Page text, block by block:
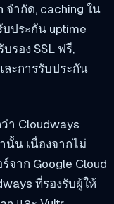
จำกัด, caching ใน
ประกัน uptime
รอง SSL ฟรี,
ะการรับประกัน
า Cloudways
นั้น เนื่องจากไม่
จาก Google Cloud
ที่รองรับผู้ให้